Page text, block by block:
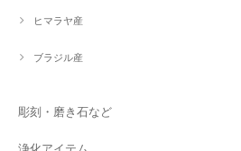
ヒマラヤ産
ブラジル産
彫刻・磨き石など